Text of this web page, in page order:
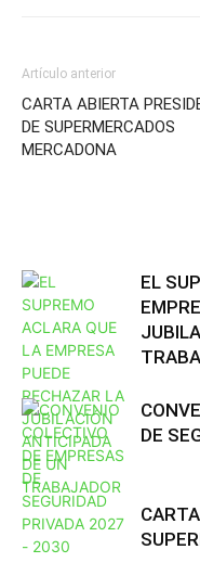
Artículo anterior
CARTA ABIERTA
DE SUPERMERCADOS
MERCADONA
EL
DE